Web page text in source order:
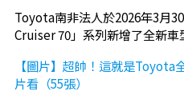
Toyota南非法人於2026年3月
Cruiser 70」系列新增了全新車
【圖片】超帥！這就是Toyota
片看（55張）